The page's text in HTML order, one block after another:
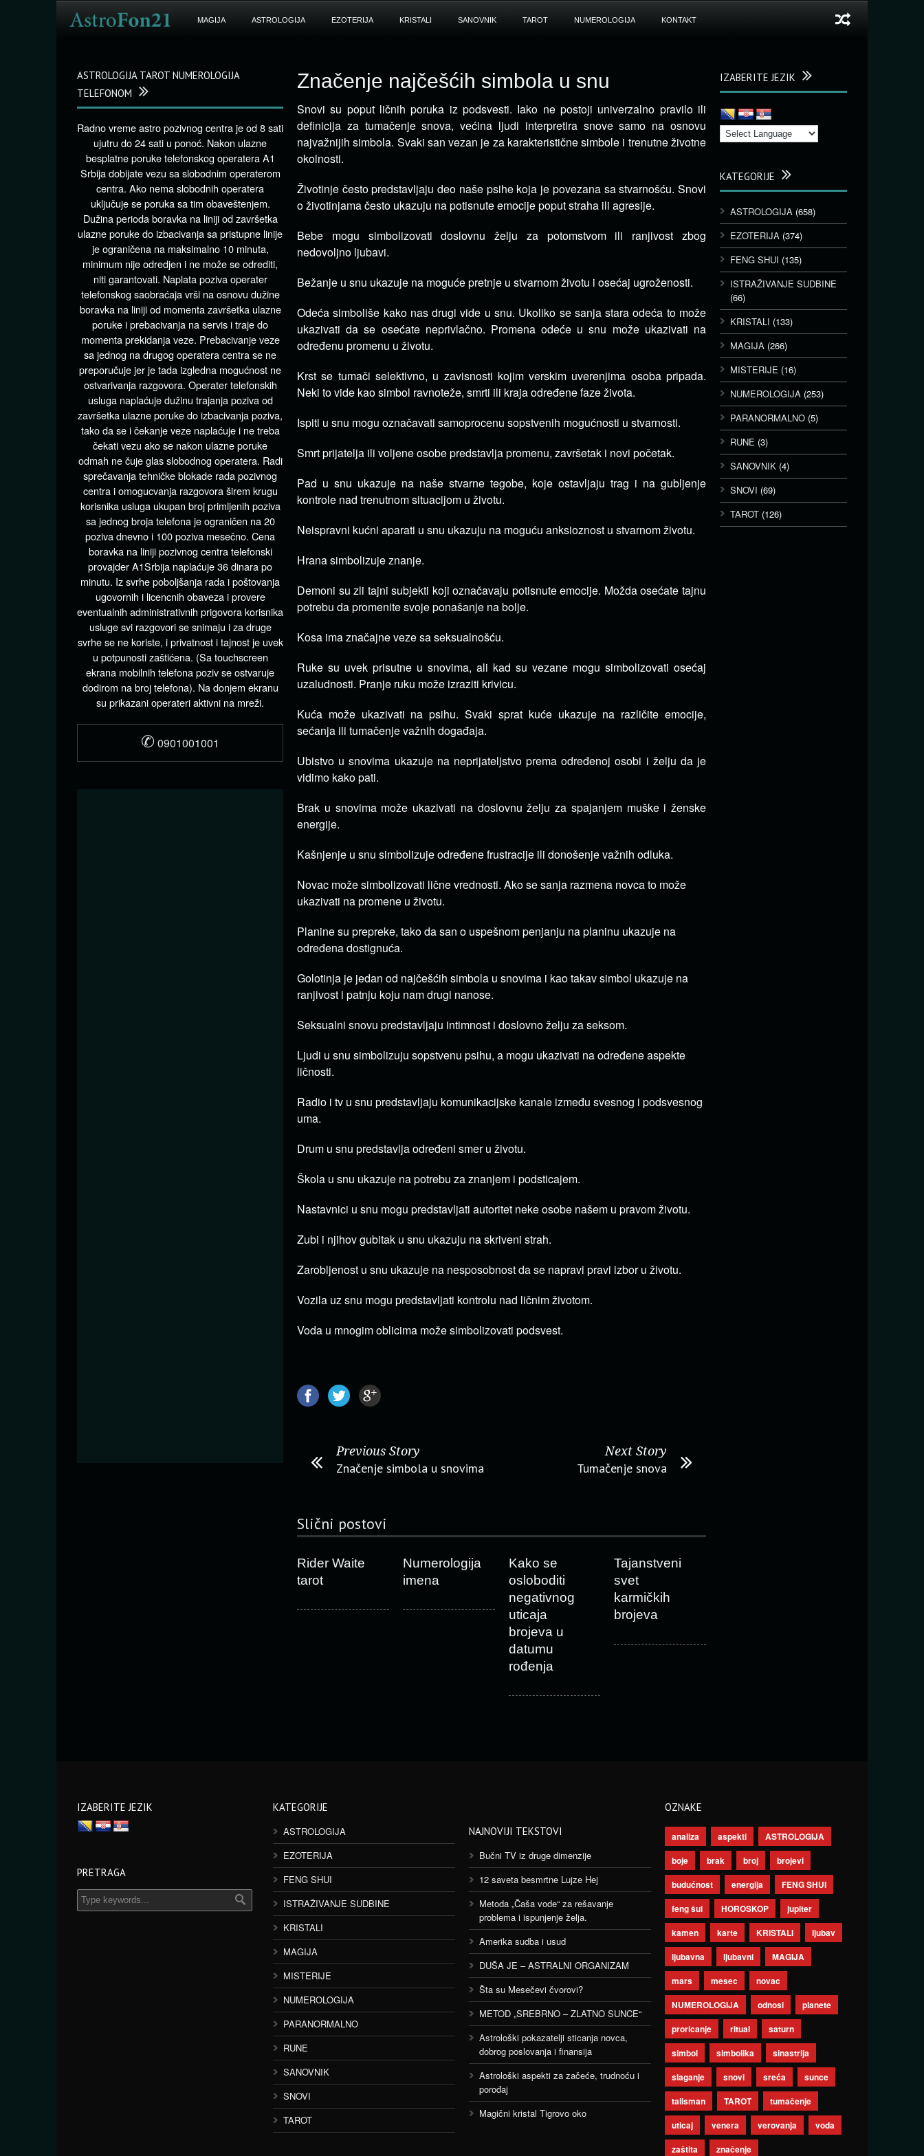
MAGIJA ASTROLOGIJA EZOTERIJA KRISTALI SANOVNIK TAROT NUMEROLOGIJA KONTAKT
Značenje najčešćih simbola u snu
Snovi su poput ličnih poruka iz podsvesti. Iako ne postoji univerzalno pravilo ili
definicija za tumačenje snova, većina ljudi interpretira snove samo na osnovu
najvažnijih simbola. Svaki san vezan je za karakteristične simbole i trenutne životne
okolnosti.
Životinje često predstavljaju deo naše psihe koja je povezana sa stvarnošću. Snovi
o životinjama često ukazuju na potisnute emocije poput straha ili agresije.
Bebe mogu simbolizovati doslovnu želju za potomstvom ili ranjivost zbog
nedovoljno ljubavi.
Bežanje u snu ukazuje na moguće pretnje u stvarnom životu i osećaj ugroženosti.
Odeća simboliše kako nas drugi vide u snu. Ukoliko se sanja stara odeća to može
ukazivati da se osećate neprivlačno. Promena odeće u snu može ukazivati na
određenu promenu u životu.
Krst se tumači selektivno, u zavisnosti kojim verskim uverenjima osoba pripada.
Neki to vide kao simbol ravnoteže, smrti ili kraja određene faze života.
Ispiti u snu mogu označavati samoprocenu sopstvenih mogućnosti u stvarnosti.
Smrt prijatelja ili voljene osobe predstavlja promenu, završetak i novi početak.
Pad u snu ukazuje na naše stvarne tegobe, koje ostavljaju trag i na gubljenje
kontrole nad trenutnom situacijom u životu.
Neispravni kućni aparati u snu ukazuju na moguću anksioznost u stvarnom životu.
Hrana simbolizuje znanje.
Demoni su zli tajni subjekti koji označavaju potisnute emocije. Možda osećate tajnu
potrebu da promenite svoje ponašanje na bolje.
Kosa ima značajne veze sa seksualnošću.
Ruke su uvek prisutne u snovima, ali kad su vezane mogu simbolizovati osećaj
uzaludnosti. Pranje ruku može izraziti krivicu.
Kuća može ukazivati na psihu. Svaki sprat kuće ukazuje na različite emocije,
sećanja ili tumačenje važnih događaja.
Ubistvo u snovima ukazuje na neprijateljstvo prema određenoj osobi i želju da je
vidimo kako pati.
Brak u snovima može ukazivati na doslovnu želju za spajanjem muške i ženske
energije.
Kašnjenje u snu simbolizuje određene frustracije ili donošenje važnih odluka.
Novac može simbolizovati lične vrednosti. Ako se sanja razmena novca to može
ukazivati na promene u životu.
Planine su prepreke, tako da san o uspešnom penjanju na planinu ukazuje na
određena dostignuća.
Golotinja je jedan od najčešćih simbola u snovima i kao takav simbol ukazuje na
ranjivost i patnju koju nam drugi nanose.
Seksualni snovu predstavljaju intimnost i doslovno želju za seksom.
Ljudi u snu simbolizuju sopstvenu psihu, a mogu ukazivati na određene aspekte
ličnosti.
Radio i tv u snu predstavljaju komunikacijske kanale između svesnog i podsvesnog
uma.
Drum u snu predstavlja određeni smer u životu.
Škola u snu ukazuje na potrebu za znanjem i podsticajem.
Nastavnici u snu mogu predstavljati autoritet neke osobe našem u pravom životu.
Zubi i njihov gubitak u snu ukazuju na skriveni strah.
Zarobljenost u snu ukazuje na nesposobnost da se napravi pravi izbor u životu.
Vozila uz snu mogu predstavljati kontrolu nad ličnim životom.
Voda u mnogim oblicima može simbolizovati podsvest.
Previous Story
Značenje simbola u snovima
Next Story
Tumačenje snova
Slični postovi
Rider Waite
tarot
Numerologija
imena
Kako se
osloboditi
negativnog
uticaja
brojeva u
datumu
rođenja
Tajanstveni
svet
karmičkih
brojeva
IZABERITE JEZIK
KATEGORIJE
ASTROLOGIJA (658)
EZOTERIJA (374)
FENG SHUI (135)
ISTRAŽIVANJE SUDBINE
(66)
KRISTALI (133)
MAGIJA (266)
MISTERIJE (16)
NUMEROLOGIJA (253)
PARANORMALNO (5)
RUNE (3)
SANOVNIK (4)
SNOVI (69)
TAROT (126)
ASTROLOGIJA TAROT NUMEROLOGIJA
TELEFONOM
Radno vreme astro pozivnog centra je od 8 sati
ujutru do 24 sati u ponoć. Nakon ulazne
besplatne poruke telefonskog operatera A1
Srbija dobijate vezu sa slobodnim operaterom
centra. Ako nema slobodnih operatera
uključuje se poruka sa tim obaveštenjem.
Dužina perioda boravka na liniji od završetka
ulazne poruke do izbacivanja sa pristupne linije
je ograničena na maksimalno 10 minuta,
minimum nije odredjen i ne može se odrediti,
niti garantovati. Naplata poziva operater
telefonskog saobraćaja vrši na osnovu dužine
boravka na liniji od momenta završetka ulazne
poruke i prebacivanja na servis i traje do
momenta prekidanja veze. Prebacivanje veze
sa jednog na drugog operatera centra se ne
preporučuje jer je tada izgledna mogućnost ne
ostvarivanja razgovora. Operater telefonskih
usluga naplaćuje dužinu trajanja poziva od
završetka ulazne poruke do izbacivanja poziva,
tako da se i čekanje veze naplaćuje i ne treba
čekati vezu ako se nakon ulazne poruke
odmah ne čuje glas slobodnog operatera. Radi
sprečavanja tehničke blokade rada pozivnog
centra i omogucvanja razgovora širem krugu
korisnika usluga ukupan broj primljenih poziva
sa jednog broja telefona je ograničen na 20
poziva dnevno i 100 poziva mesečno. Cena
boravka na liniji pozivnog centra telefonski
provajder A1Srbija naplaćuje 36 dinara po
minutu. Iz svrhe poboljšanja rada i poštovanja
ugovornih i licencnih obaveza i provere
eventualnih administrativnih prigovora korisnika
usluge svi razgovori se snimaju i za druge
svrhe se ne koriste, i privatnost i tajnost je uvek
u potpunosti zaštićena. (Sa touchscreen
ekrana mobilnih telefona poziv se ostvaruje
dodirom na broj telefona). Na donjem ekranu
su prikazani operateri aktivni na mreži.
✆ 0901001001
IZABERITE JEZIK
PRETRAGA
KATEGORIJE
ASTROLOGIJA
EZOTERIJA
FENG SHUI
ISTRAŽIVANJE SUDBINE
KRISTALI
MAGIJA
MISTERIJE
NUMEROLOGIJA
PARANORMALNO
RUNE
SANOVNIK
SNOVI
TAROT
NAJNOVIJI TEKSTOVI
Bučni TV iz druge dimenzije
12 saveta besmrtne Lujze Hej
Metoda „Čaša vode“ za rešavanje
problema i ispunjenje želja.
Amerika sudba i usud
DUŠA JE – ASTRALNI ORGANIZAM
Šta su Mesečevi čvorovi?
METOD „SREBRNO – ZLATNO SUNCE“
Astrološki pokazatelji sticanja novca,
dobrog poslovanja i finansija
Astrološki aspekti za začeće, trudnoću i
porođaj
Magični kristal Tigrovo oko
OZNAKE
analiza aspekti
ASTROLOGIJA
boje
brak broj
brojevi
budućnost
energija
FENG SHUI
feng šui
HOROSKOP
jupiter
kamen
karte KRISTALI
ljubav
ljubavna
ljubavni
MAGIJA
mars
mesec
novac
NUMEROLOGIJA
odnosi
planete
proricanje
ritual
saturn
simbol
simbolika
sinastrija
slaganje
snovi sreća
sunce
talisman
TAROT
tumačenje
uticaj
venera verovanja
voda
zaštita
značenje